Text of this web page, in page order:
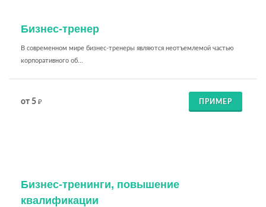
Бизнес-тренер
В современном мире бизнес-тренеры являются неотъемлемой частью
корпоративного об...
от 5 ₽ ПРИМЕР
Бизнес-тренинги, повышение
квалификации